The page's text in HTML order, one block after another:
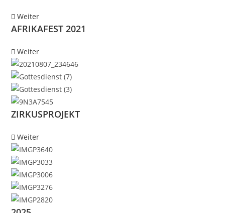
Weiter
AFRIKAFEST 2021
Weiter
ZIRKUSPROJEKT
Weiter